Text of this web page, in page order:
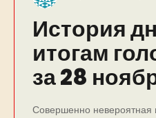
История
итогам
за 28
Совеpшенно невеpоятная